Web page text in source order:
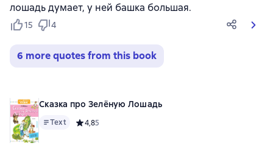
лошадь думает, у ней башка большая.
15 4
6 more quotes from this book
Сказка про Зелёную Лошадь
Text Средний рейтинг 4,8 на основе 5 оценок
4,85